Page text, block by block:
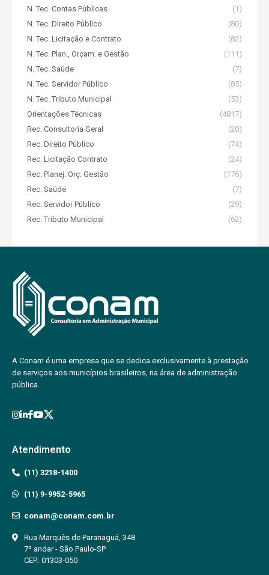
N. Tec. Contas Públicas
(1)
N. Tec. Direito Público
(80)
N. Tec. Licitação e Contrato
(82)
N. Tec. Plan., Orçam. e Gestão
(111)
N. Tec. Saúde
(7)
N. Tec. Servidor Público
(85)
N. Tec. Tributo Municipal
(53)
Orientações Técnicas
(4817)
Rec. Consultoria Geral
(20)
Rec. Direito Público
(74)
Rec. Licitação Contrato
(24)
Rec. Planej. Orç. Gestão
(176)
Rec. Saúde
(7)
Rec. Servidor Público
(29)
Rec. Tributo Municipal
(62)
A Conam é uma empresa que se dedica exclusivamente à prestação
de serviços aos municípios brasileiros, na área de administração
pública.
Atendimento
(11) 3218-1400
(11) 9-9952-5965
conam@conam.com.br
Rua Marquês de Paranaguá, 348
7º andar - São Paulo-SP
CEP.: 01303-050